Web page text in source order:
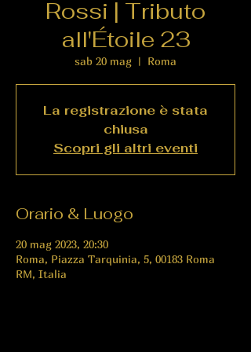
Rossi | Tributo
all'Étoile 23
sab 20 mag
  |
Roma
La registrazione è stata
chiusa
Scopri gli altri eventi
Orario & Luogo
20 mag 2023, 20:30
Roma, Piazza Tarquinia, 5, 00183 Roma
RM, Italia